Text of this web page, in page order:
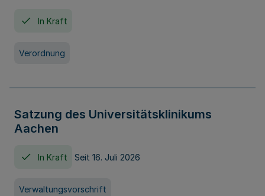
In Kraft
Verordnung
Satzung des Universitätsklinikums
Aachen
In Kraft Seit 16. Juli 2026
Verwaltungsvorschrift